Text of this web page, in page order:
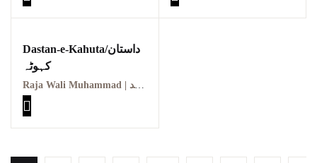
گوئیاں اور چوتھا مارشل
داستان کرپشن:سرے محل
Dastan-e-Kahuta/داستان
کہوٹہ
Raja Wali Muhammad | راجہ ولی محمد